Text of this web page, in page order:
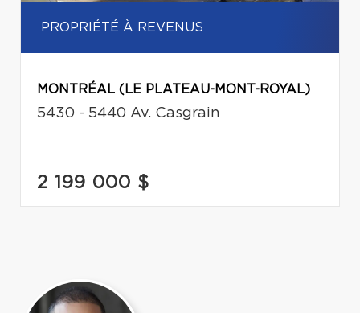
PROPRIÉTÉ À REVENUS
MONTRÉAL (LE PLATEAU-MONT-ROYAL)
5430 - 5440 Av. Casgrain
2 199 000 $